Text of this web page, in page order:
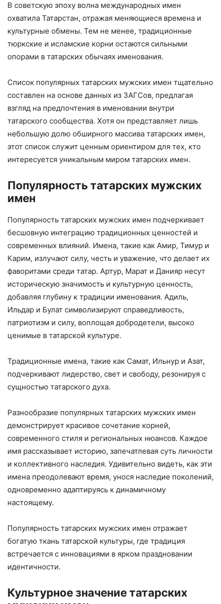
В советскую эпоху волна международных имен
охватила Татарстан, отражая меняющиеся времена и
культурные обмены. Тем не менее, традиционные
тюркские и исламские корни остаются сильными
опорами в татарских обычаях именования.
Список популярных татарских мужских имен тщательно
составлен на основе данных из ЗАГСов, предлагая
взгляд на предпочтения в именовании внутри
татарского сообщества. Хотя он представляет лишь
небольшую долю обширного массива татарских имен,
этот список служит ценным ориентиром для тех, кто
интересуется уникальным миром татарских имен.
Популярность татарских мужских
имен
Популярность татарских мужских имен подчеркивает
бесшовную интеграцию традиционных ценностей и
современных влияний. Имена, такие как Амир, Тимур и
Карим, излучают силу, честь и уважение, что делает их
фаворитами среди татар. Артур, Марат и Данияр несут
историческую значимость и культурную ценность,
добавляя глубину к традиции именования. Адиль,
Ильдар и Булат символизируют справедливость,
патриотизм и силу, воплощая добродетели, высоко
ценимые в татарской культуре.
Традиционные имена, такие как Самат, Ильнур и Азат,
подчеркивают лидерство, свет и свободу, резонируя с
сущностью татарского духа.
Разнообразие популярных татарских мужских имен
демонстрирует красивое сочетание корней,
современного стиля и региональных нюансов. Каждое
имя рассказывает историю, запечатлевая суть личности
и коллективного наследия. Удивительно видеть, как эти
имена преодолевают время, унося наследие поколений,
одновременно адаптируясь к динамичному
настоящему.
Популярность татарских мужских имен отражает
богатую ткань татарской культуры, где традиция
встречается с инновациями в ярком праздновании
идентичности.
Культурное значение татарских